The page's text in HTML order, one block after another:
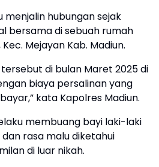
menjalin hubungan sejak
bersama di sebuah rumah
Mejayan Kab. Madiun.
di bulan Maret 2025 di
biaya persalinan yang
kata Kapolres Madiun.
membuang bayi laki-laki
rasa malu diketahui
di luar nikah.